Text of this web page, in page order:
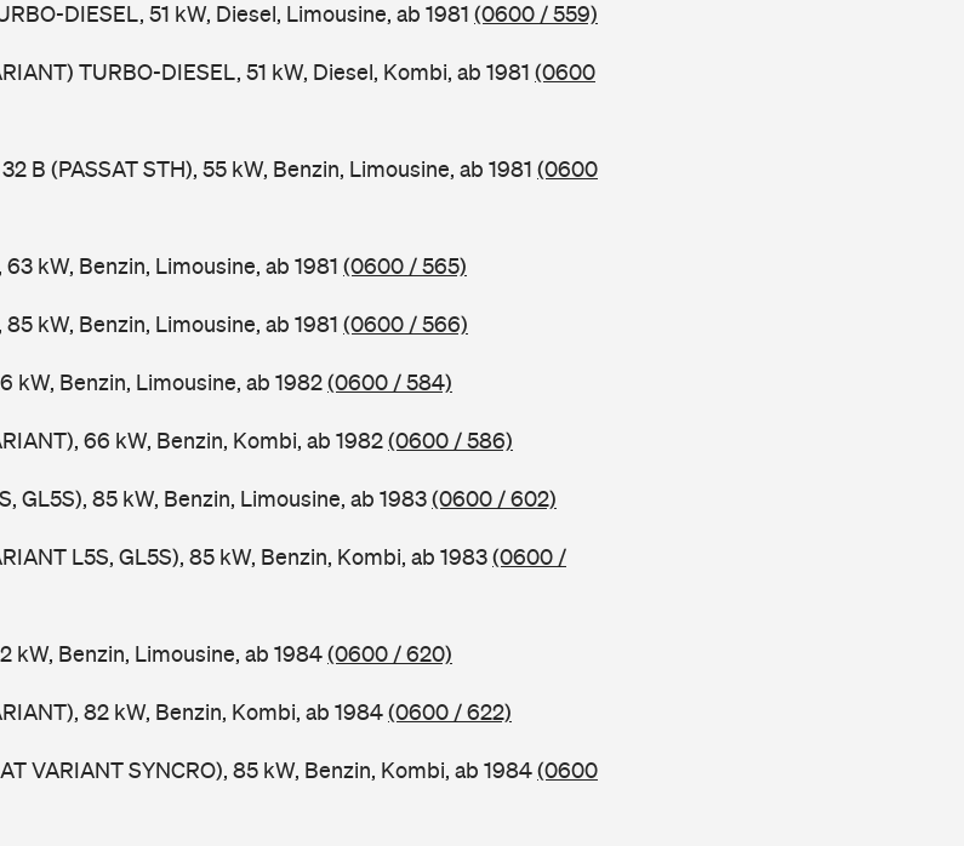
DIESEL, 51 kW, Diesel, Limousine, ab 1981 (0600 / 559)
TURBO-DIESEL, 51 kW, Diesel, Kombi, ab 1981 (0600
B (PASSAT STH), 55 kW, Benzin, Limousine, ab 1981 (0600
kW, Benzin, Limousine, ab 1981 (0600 / 565)
kW, Benzin, Limousine, ab 1981 (0600 / 566)
kW, Benzin, Limousine, ab 1982(0600 / 584)
66 kW, Benzin, Kombi, ab 1982(0600 / 586)
GL5S), 85 kW, Benzin, Limousine, ab 1983(0600 / 602)
L5S, GL5S), 85 kW, Benzin, Kombi, ab 1983(0600 /
kW, Benzin, Limousine, ab 1984(0600 / 620)
82 kW, Benzin, Kombi, ab 1984(0600 / 622)
VARIANT SYNCRO), 85 kW, Benzin, Kombi, ab 1984(0600